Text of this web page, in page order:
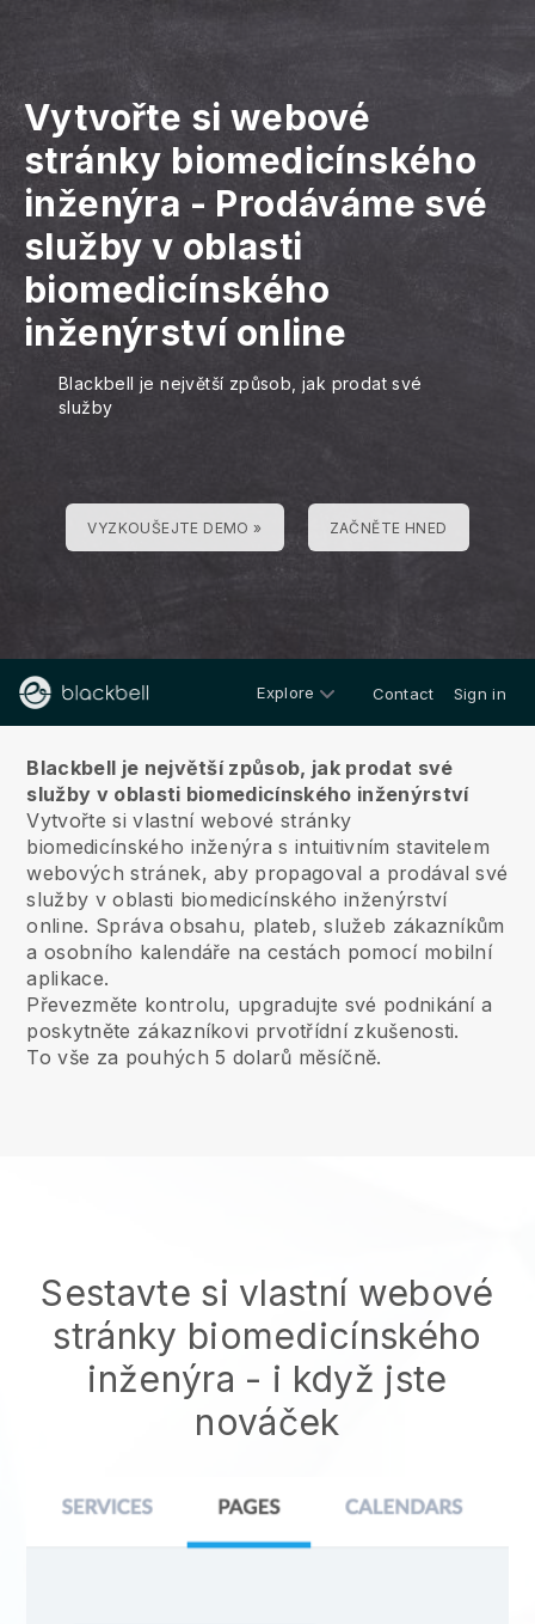
Vytvořte si webové
stránky biomedicínského
inženýra - Prodáváme své
služby v oblasti
biomedicínského
inženýrství online
Blackbell je největší způsob, jak prodat své
služby
VYZKOUŠEJTE DEMO » ZAČNĚTE HNED
Explore Contact Sign in
Blackbell je největší způsob, jak prodat své
služby v oblasti biomedicínského inženýrství
Vytvořte si vlastní webové stránky
biomedicínského inženýra s intuitivním stavitelem
webových stránek, aby propagoval a prodával své
služby v oblasti biomedicínského inženýrství
online. Správa obsahu, plateb, služeb zákazníkům
a osobního kalendáře na cestách pomocí mobilní
aplikace.
Převezměte kontrolu, upgradujte své podnikání a
poskytněte zákazníkovi prvotřídní zkušenosti.
To vše za pouhých 5 dolarů měsíčně.
Sestavte si vlastní webové
stránky biomedicínského
inženýra - i když jste
nováček